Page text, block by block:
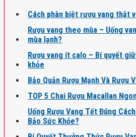
Cách phân biệt rượu vang thật
Rượu vang theo mùa – Uống
mùa lạnh?
Rượu vang ít calo – Bí quyết
khỏe
Bảo Quản Rượu Mạnh Và Rượu
TOP 5 Chai Rượu Macallan
Uống Rượu Vang Tết Đúng
Bảo Sức Khỏe?